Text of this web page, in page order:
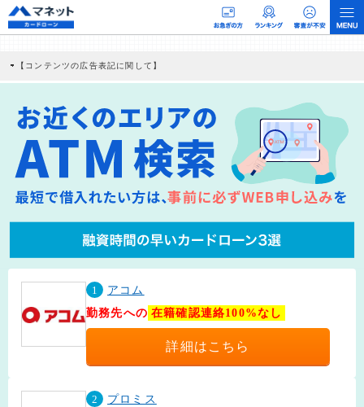
【コンテンツの広告表記に関して】
社に対して企業から紹介報酬が支払われるという収益モデルです。 ただし、特定の
商品を根拠なくPRするものではなく、当編集部の調査／ユーザーへの口コミ収集な
どに基づき、公平性を担保した情報提供を行っています。
>提携企業一覧
1
アコム
勤務先への 在籍確認連絡100%なし
詳細はこちら
2
プロミス